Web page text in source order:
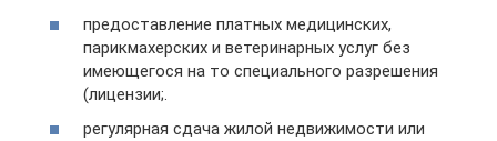
предоставление платных медицинских,
парикмахерских и ветеринарных услуг без
имеющегося на то специального разрешения
(лицензии;.
регулярная сдача жилой недвижимости или